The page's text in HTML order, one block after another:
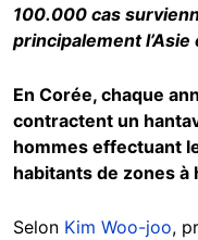
100.000 cas
principalement l’Asie
En Corée, chaque
contractent un
hommes effectuant
habitants de zones à
Selon Kim Woo-joo,